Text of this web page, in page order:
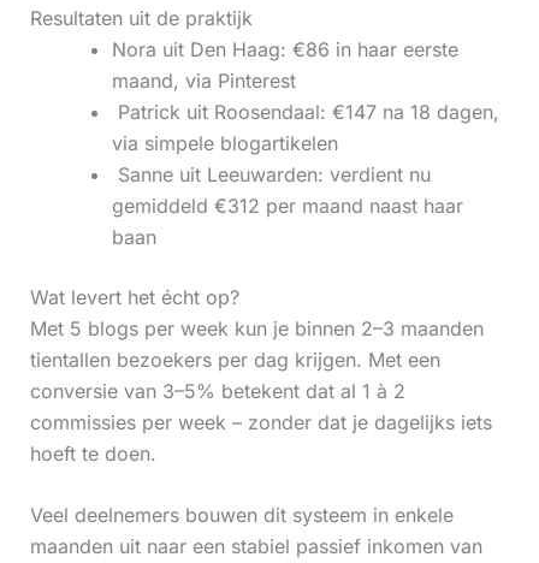
Resultaten uit de praktijk
Nora uit Den Haag: €86 in haar eerste
maand, via Pinterest
‍ Patrick uit Roosendaal: €147 na 18 dagen,
via simpele blogartikelen
‍ Sanne uit Leeuwarden: verdient nu
gemiddeld €312 per maand naast haar
baan
Wat levert het écht op?
Met 5 blogs per week kun je binnen 2–3 maanden
tientallen bezoekers per dag krijgen. Met een
conversie van 3–5% betekent dat al 1 à 2
commissies per week – zonder dat je dagelijks iets
hoeft te doen.
Veel deelnemers bouwen dit systeem in enkele
maanden uit naar een stabiel passief inkomen van